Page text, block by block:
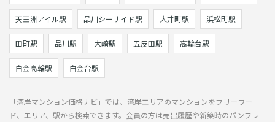
天王洲アイル駅 品川シーサイド駅 大井町駅 浜松町駅
田町駅 品川駅 大崎駅 五反田駅 高輪台駅
白金高輪駅 白金台駅
「湾岸マンション価格ナビ」では、湾岸エリアのマンションをフリーワー
ド、エリア、駅から検索できます。会員の方は売出履歴や新築時のパンフレ